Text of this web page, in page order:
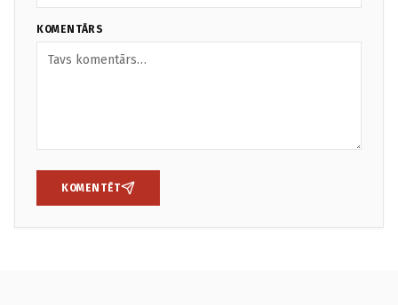
KOMENTĀRS
KOMENTĒT